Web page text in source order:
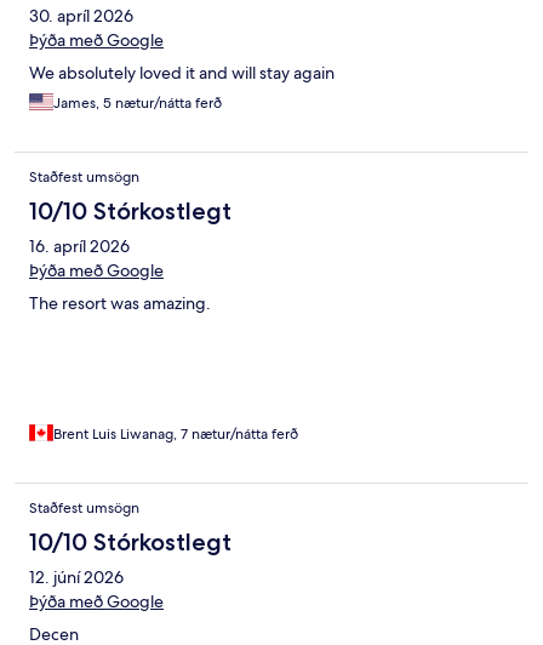
30. apríl 2026
Þýða með Google
We absolutely loved it and will stay again
James, 5 nætur/nátta ferð
Staðfest umsögn
10/10 Stórkostlegt
16. apríl 2026
Þýða með Google
The resort was amazing.
Brent Luis Liwanag, 7 nætur/nátta ferð
Staðfest umsögn
10/10 Stórkostlegt
12. júní 2026
Þýða með Google
Decen